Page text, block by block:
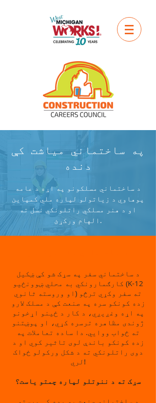
په ساختماني میاشت کې
دنده
د ساختماني مسلکونو په اړه د عامه
پوهاوي د زیاتولو لپاره ملي کمپاین
او د هنر مسلکي راتلونکي نسل ته
الهام ورکړئ.
د ساختماني سفر په سړک شو کې ښکیل
کارګمارونکي به محلي ښوونځیو (K-12
او وروسته ثانوي) ته سفر وکړي ترڅو
زده کونکو سره په صنعت کې د مسلک لارو
په اړه وغږیږي، د کار د ځینو اړخونو
ژوندی مظاهره ترسره کړي، او پوښتنو
ته ځواب ووایي. دا ساده تعاملات په
زده کونکو باندې لوی تاثیر کوي او د
دوی راتلونکي ته د شکل ورکولو ځواک
لري!
سړک ته د ننوتلو لپاره چمتو یاست؟
د ساختماني صنعت په وده کې مرسته